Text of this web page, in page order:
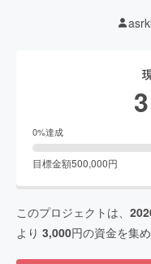
0%達成
目標金額500,000円
このプロジェクトは、
より 3,000円の資金を集め